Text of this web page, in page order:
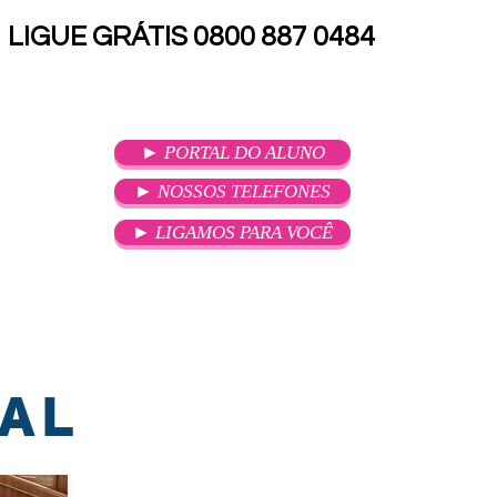
► PORTAL DO ALUNO
► NOSSOS TELEFONES
► LIGAMOS PARA VOCÊ
LIGUE GRÁTIS 0800 887 0484